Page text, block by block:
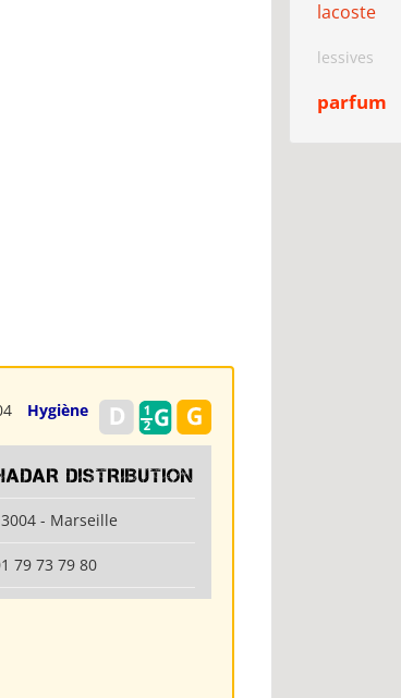
Hygiène
DISTRIBUTION
- Marseille
79 73 79 80
lacoste
lessives
parfum